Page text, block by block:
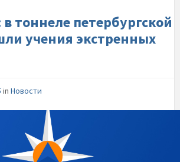
прошли-
учения-
служб
тоннеле петербургской
учения экстренных
in Новости
Указом-
Президента-
Российской-
Федерации-